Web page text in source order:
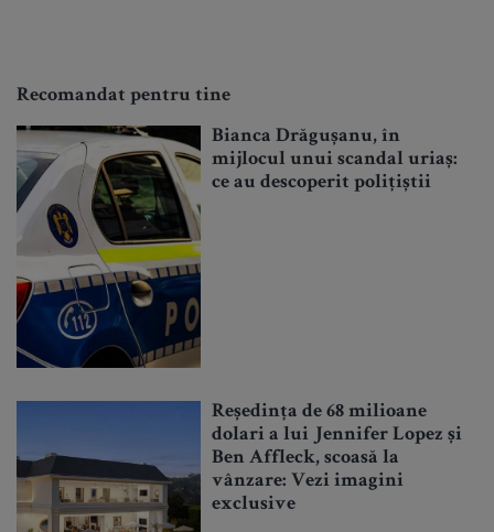
Recomandat pentru tine
Bianca Drăgușanu, în
mijlocul unui scandal uriaș:
ce au descoperit polițiștii
Reședința de 68 milioane
dolari a lui Jennifer Lopez și
Ben Affleck, scoasă la
vânzare: Vezi imagini
exclusive